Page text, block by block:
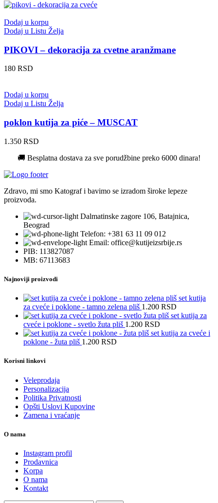
Dodaj u korpu
Dodaj u Listu Želja
PIKOVI – dekoracija za cvetne aranžmane
180 RSD
Dodaj u korpu
Dodaj u Listu Želja
poklon kutija za piće – MUSCAT
1.350 RSD
🚚 Besplatna dostava za sve porudžbine preko 6000 dinara!
Zdravo, mi smo Katograf i bavimo se izradom široke lepeze
proizvoda.
Dalmatinske zagore 106, Batajnica,
Beograd
Telefon: +381 63 11 09 012
Email: office@kutijeizsrbije.rs
PIB: 113827087
MB: 67113683
Najnoviji proizvodi
set kutija
za cveće i poklone - tamno zelena pliš 1.200 RSD
set kutija za
cveće i poklone - svetlo žuta pliš 1.200 RSD
set kutija za cveće i
poklone - žuta pliš 1.200 RSD
Korisni linkovi
Veleprodaja
Personalizacija
Politika Privatnosti
Opšti Uslovi Kupovine
Zamena i vraćanje
O nama
Instagram profil
Prodavnica
Korpa
O nama
Kontakt